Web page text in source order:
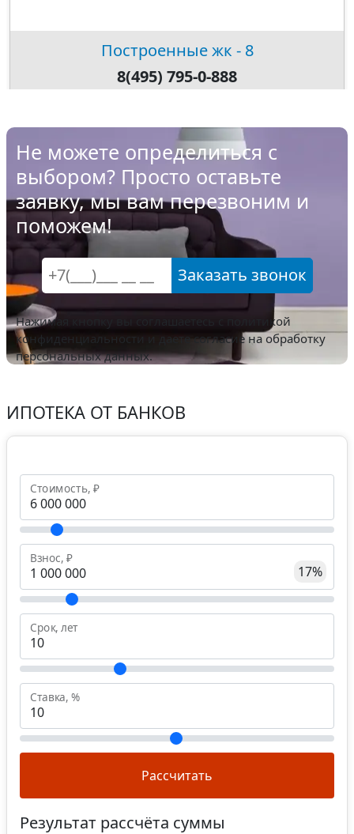
Построенные жк - 8
8(495) 795-0-888
Не можете определиться с
выбором? Просто оставьте
заявку, мы вам перезвоним и
поможем!
Заказать звонок
Нажимая кнопку вы соглашаетесь с
политикой
конфиденциальности и даете согласие на обработку
персональных данных.
ИПОТЕКА ОТ БАНКОВ
Стоимость, ₽
Взнос, ₽
17%
Срок, лет
Ставка, %
Рассчитать
Результат рассчёта суммы